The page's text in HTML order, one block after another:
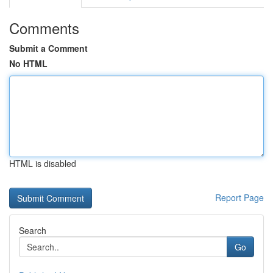
Comments
Submit a Comment
No HTML
HTML is disabled
Report Page
Search
Go